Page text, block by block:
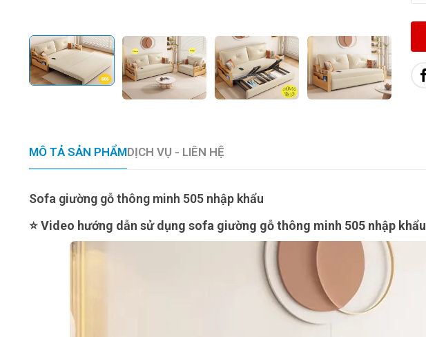
MÔ TẢ SẢN PHẨMDỊCH VỤ - LIÊN HỆ
Sofa giường gỗ thông minh 505 nhập khẩu
⭐ Video hướng dẫn sử dụng sofa giường gỗ thông minh 505 nhập khẩu